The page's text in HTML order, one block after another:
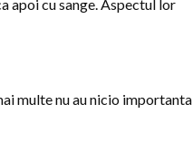
apoi cu sange. Aspectul lor
multe nu au nicio importanta